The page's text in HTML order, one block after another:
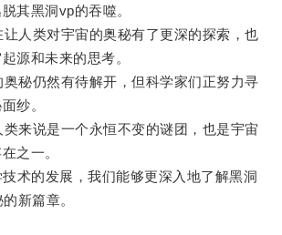
其黑洞vp的吞噬。
类对宇宙的奥秘有了更深的探索，也
源和未来的思考。
仍然有待解开，但科学家们正努力寻
纱。
说是一个永恒不变的谜团，也是宇宙
之一。
的发展，我们能够更深入地了解黑洞
新篇章。